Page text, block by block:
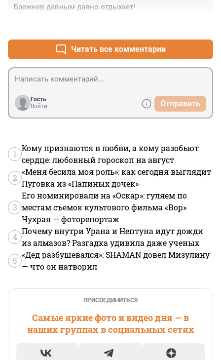
Брежнев давным давно отдыхает!
Читать все комментарии
Гость
Войти
Отправить
1
Кому признаются в любви, а кому разобьют
сердце: любовный гороскоп на август
2
«Меня бесила моя роль»: как сегодня выглядит
Пуговка из «Папиных дочек»
3
Его номинировали на «Оскар»: гуляем по
местам съемок культового фильма «Вор»
Чухрая — фоторепортаж
4
Почему внутри Урана и Нептуна идут дожди
из алмазов? Разгадка удивила даже ученых
5
«Дед разбушевался»: SHAMAN довел Мизулину
— что он натворил
ПРИСОЕДИНИТЬСЯ
Самые яркие фото и видео дня — в
наших группах в социальных сетях